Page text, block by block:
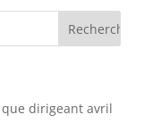
que dirigeant avril